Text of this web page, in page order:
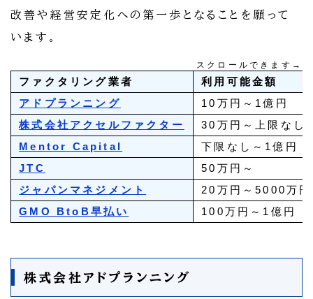
改善や経営安定化への第一歩となることを願って
います。
スクロールできます→
ファクタリング業者
利用可能金額
アドプランニング
10万円～1億円
株式会社アクセルファクター
30万円～上限なし
Mentor Capital
下限なし～1億円
JTC
50万円～
ジャパンマネジメント
20万円～5000万円
GMO BtoB早払い
100万円～1億円
株式会社アドプランニング